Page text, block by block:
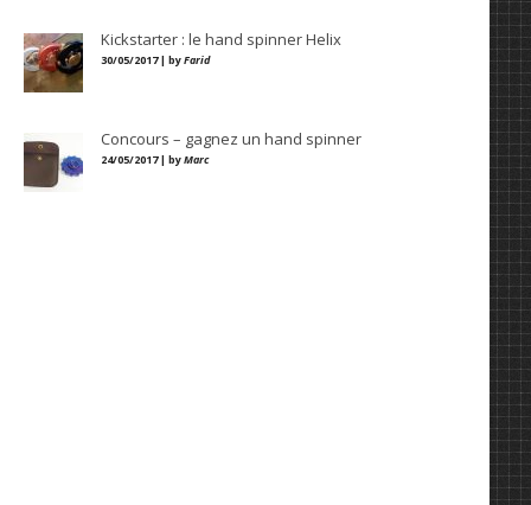
Kickstarter : le hand spinner Helix
30/05/2017 | byFarid
Concours – gagnez un hand spinner
24/05/2017 | byMarc